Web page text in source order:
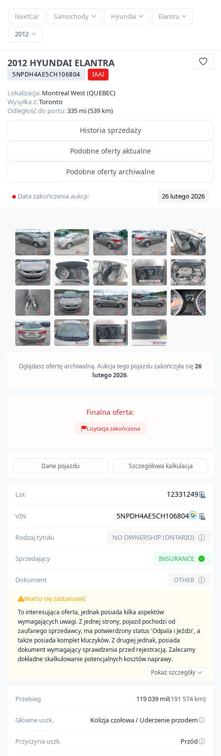
NextCar Samochody Hyundai
Elantra
2012
2012 HYUNDAI ELANTRA
5NPDH4AE5CH106804 IAAI
Lokalizacja: Montreal West (QUEBEC)
Wysyłka z:Toronto
Odległość do portu:335 mi (539 km)
Historia sprzedaży
Podobne oferty aktualne
Podobne oferty archiwalne
Data zakończenia aukcji: 26 lutego 2026
Oglądasz ofertę archiwalną. Aukcja tego pojazdu zakończyła się26
lutego 2026.
Finalna oferta:
Licytacja zakończona
Dane pojazdu Szczegółowa kalkulacja
Lot 12331249
VIN 5NPDH4AE5CH106804
Rodzaj tytułu NO OWNERSHIP (ONTARIO)
Sprzedający INSURANCE
Dokument OTHER
Warto się zastanowić
To interesująca oferta, jednak posiada kilka aspektów
wymagających uwagi. Z jednej strony, pojazd pochodzi od
zaufanego sprzedawcy, ma potwierdzony status 'Odpala i Jeździ', a
także posiada komplet kluczyków. Z drugiej jednak, posiada
dokument wymagający sprawdzenia przed rejestracją. Zalecamy
dokładne skalkulowanie potencjalnych kosztów naprawy.
Pokaż szczegóły
ma potwierdzony status 'Odpala i Jeździ'
Do weryfikacji:
posiada dokument wymagający sprawdzenia przed
rejestracją
Przebieg 119 039 mil(191 574 km)
Główne uszk. Kolizja czołowa / Uderzenie przodem
Przyczyna uszk. Przód